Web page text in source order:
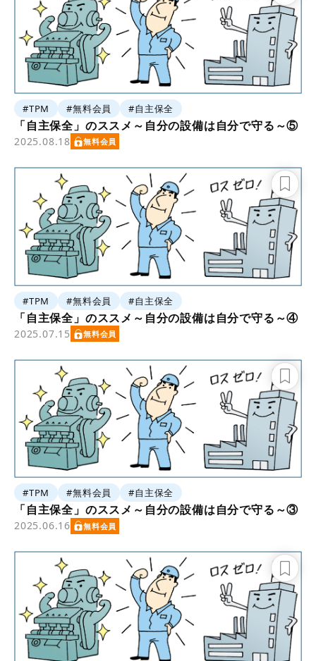
#TPM #無料会員 #自主保全
「自主保全」のススメ～自分の設備は自分で守る～⑤
2025.08.18 無料会員
#TPM #無料会員 #自主保全
「自主保全」のススメ～自分の設備は自分で守る～④
2025.07.15 無料会員
#TPM #無料会員 #自主保全
「自主保全」のススメ～自分の設備は自分で守る～③
2025.06.16 無料会員